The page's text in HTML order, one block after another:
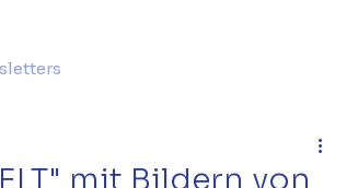
mit Bildern von